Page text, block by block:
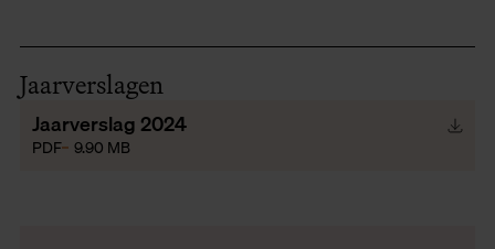
Jaarverslagen
Jaarverslag 2024
PDF 9.90 MB